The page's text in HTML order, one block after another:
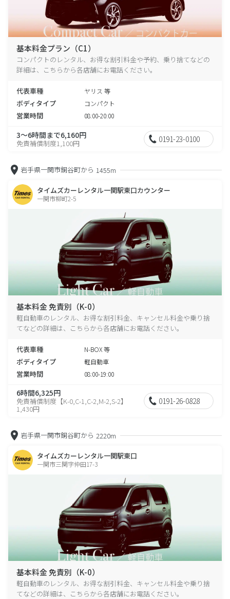
基本料金プラン（C1）
コンパクトのレンタル、お得な割引料金や予約、乗り捨てなどの
詳細は、こちらから各店舗にお電話ください。
代表車種 ヤリス 等
ボディタイプ コンパクト
営業時間 08:00-20:00
3～6時間まで6,160円
免責補償制度1,100円 0191-23-0100
岩手県一関市銅谷町から 1455m
タイムズカーレンタル一関駅東口カウンター
一関市柳町2-5
基本料金 免責別（K-0）
軽自動車のレンタル、お得な割引料金、キャンセル料金や乗り捨
てなどの詳細は、こちらから各店舗にお電話ください。
代表車種 N-BOX 等
ボディタイプ 軽自動車
営業時間 08:00-19:00
6時間6,325円
免責補償制度【K-0,C-1,C-2,M-2,S-2】
1,430円
0191-26-0828
岩手県一関市銅谷町から 2220m
タイムズカーレンタル一関駅東口
一関市三関字仲田17-3
基本料金 免責別（K-0）
軽自動車のレンタル、お得な割引料金、キャンセル料金や乗り捨
てなどの詳細は、こちらから各店舗にお電話ください。